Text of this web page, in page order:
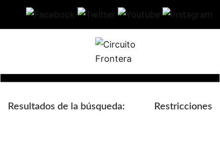
Circuito
Frontera
Conéctate
Resultados de la búsqueda: Restricciones